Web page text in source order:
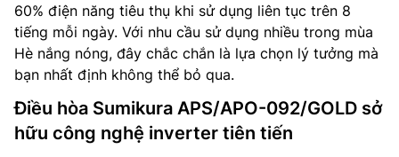
60% điện năng tiêu thụ khi sử dụng liên tục trên 8
tiếng mỗi ngày. Với nhu cầu sử dụng nhiều trong mùa
Hè nắng nóng, đây chắc chắn là lựa chọn lý tưởng mà
bạn nhất định không thể bỏ qua.
Điều hòa Sumikura APS/APO-092/GOLD sở
hữu công nghệ inverter tiên tiến